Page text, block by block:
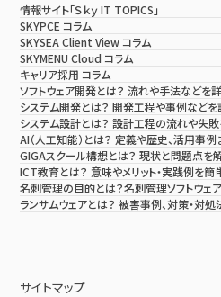
情報サイト「Ｓｋｙ IT TOPICS」
SKYPCE コラム
SKYSEA Client View コラム
SKYMENU Cloud コラム
キャリア採用 コラム
ソフトウェア開発とは？ 流れや手法などを詳
システム開発とは？ 開発工程や事例などを
システム設計とは？ 設計工程の流れや失敗
AI（人工知能）とは？ 定義や歴史、活用事
GIGAスクール構想とは？ 現状と問題点を
ICT教育とは？ 意味やメリット・実践例を
名刺管理の目的とは？名刺管理ソフトウェ
ランサムウェアとは？ 被害事例、対策・対
サイトマップ